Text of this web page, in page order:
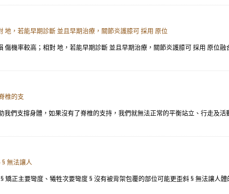
，若能早期診斷 並且早期治療，關節炎護膝可 採用 原位
傷機率較高；相對 地，若能早期診斷 並且早期治療，關節炎護膝可 採用 原位
椎的支
們支撐身體，如果沒有了脊椎的支持，我們就無法正常的平衡站立、行走及
無法讓人
矯正主要彎度、犧牲次要彎度 § 沒有被背架包覆的部位可能更歪斜 § 無法讓人